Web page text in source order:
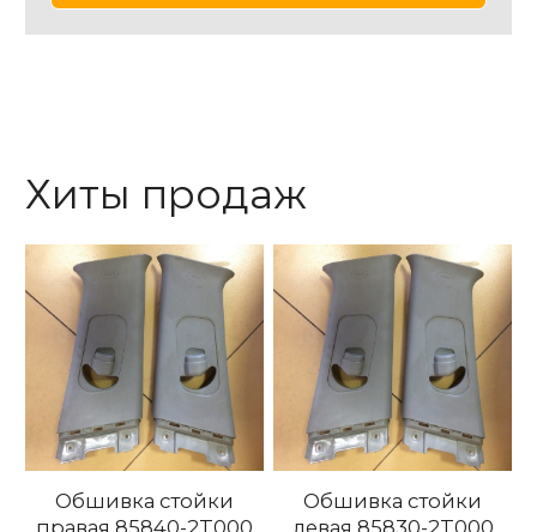
Хиты продаж
Обшивка стойки
Обшивка стойки